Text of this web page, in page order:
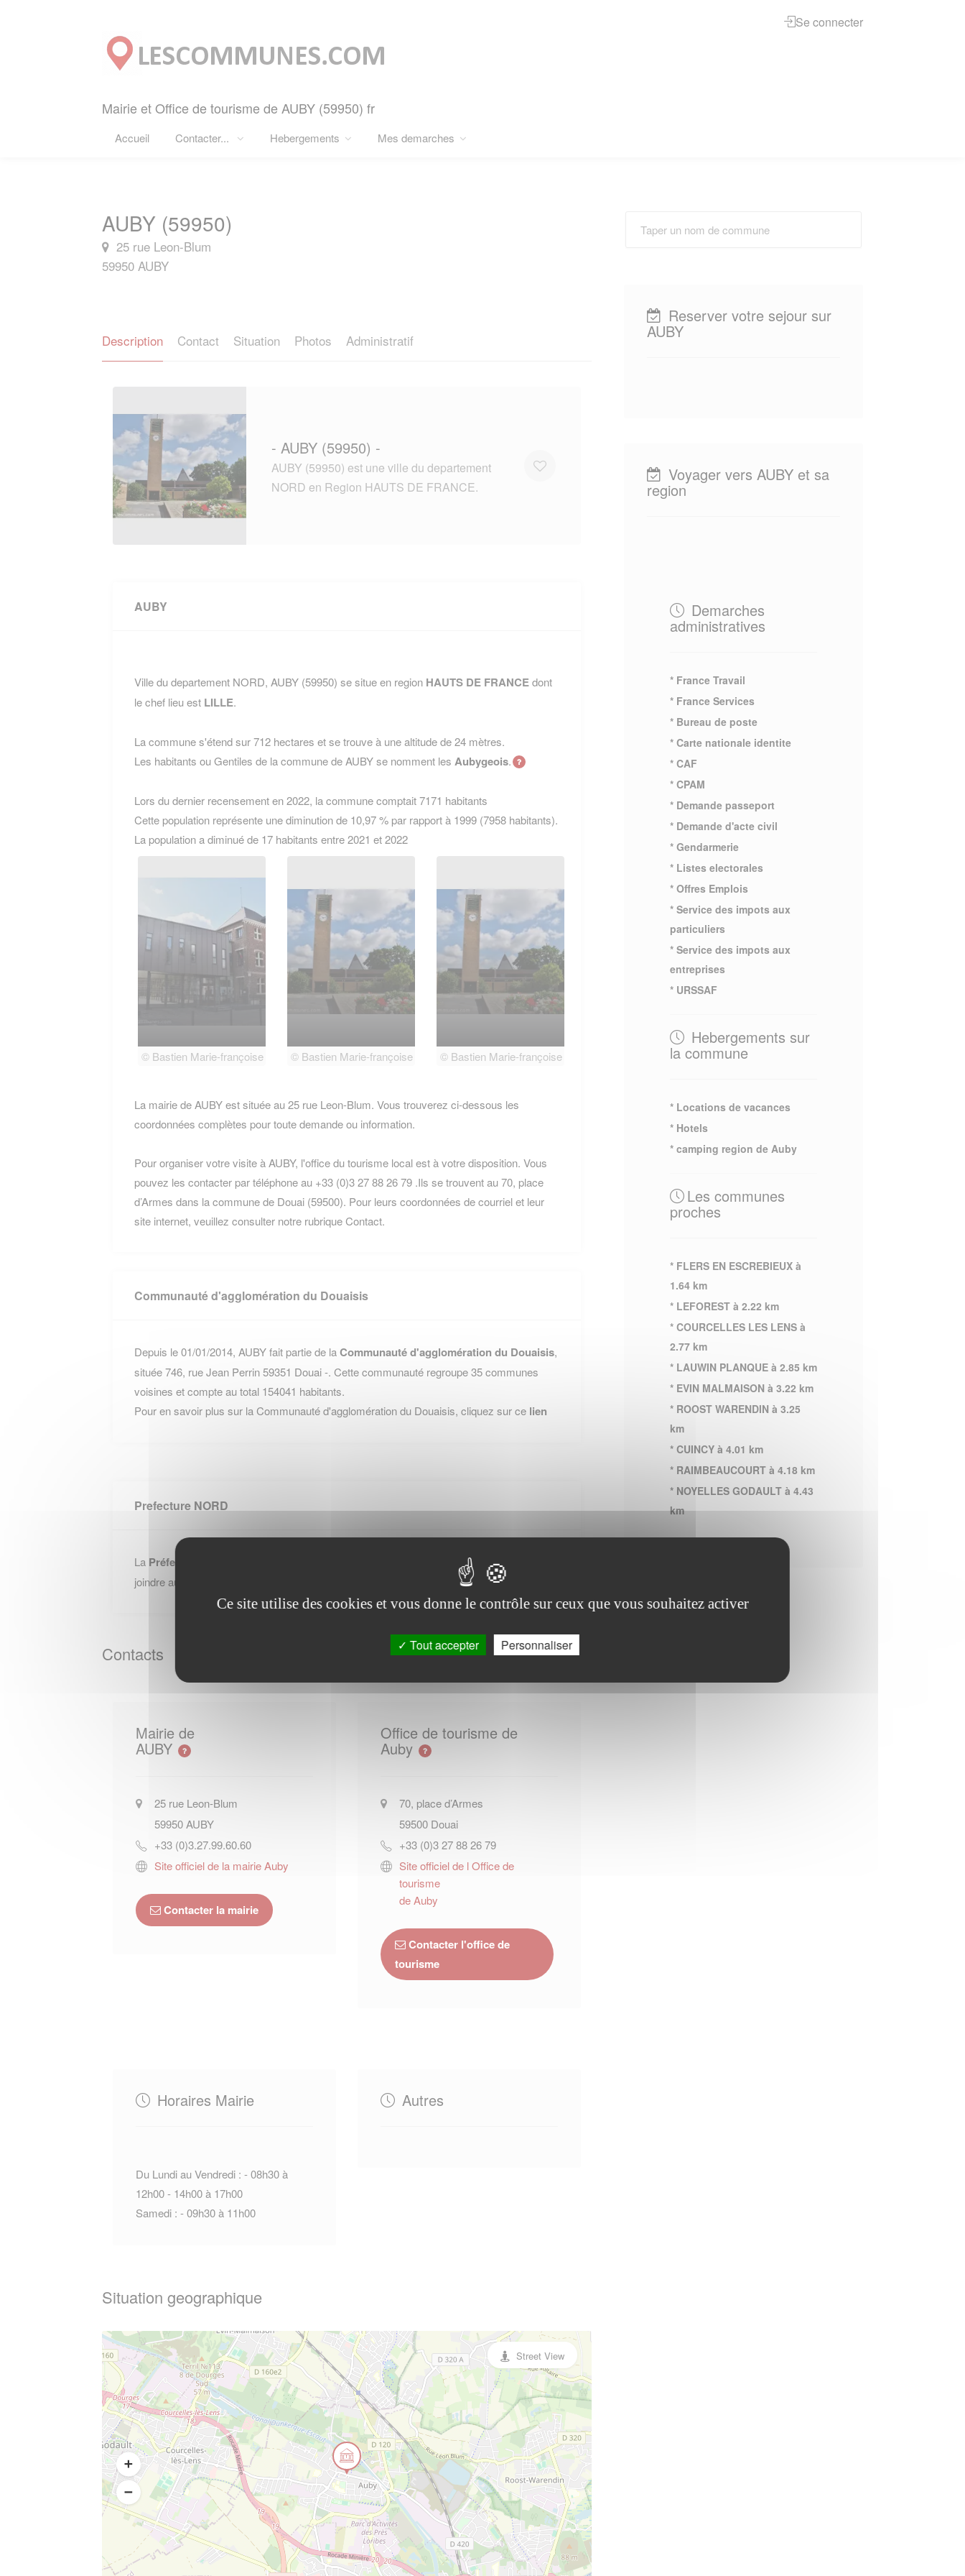
Mairie et Office de tourisme de AUBY (59950) fr
Accueil Contacter... Hebergements Mes demarches
Se connecter
AUBY (59950)
25 rue Leon-Blum
59950 AUBY
Description Contact Situation Photos Administratif
- AUBY (59950) -
AUBY (59950) est une ville du departement
NORD en Region HAUTS DE FRANCE.
AUBY
Ville du departement NORD, AUBY (59950) se situe en region HAUTS DE FRANCEdont
le chef lieu est LILLE.
La commune s'étend sur 712 hectares et se trouve à une altitude de 24 mètres.
Les habitants ou Gentiles de la commune de AUBY se nomment les Aubygeois.
Lors du dernier recensement en 2022, la commune comptait 7171 habitants
Cette population représente une diminution de 10,97 % par rapport à 1999 (7958 habitants).
La population a diminué de 17 habitants entre 2021 et 2022
© Bastien Marie-françoise © Bastien Marie-françoise © Bastien Marie-françoise
La mairie de AUBY est située au 25 rue Leon-Blum. Vous trouverez ci-dessous les
coordonnées complètes pour toute demande ou information.
Pour organiser votre visite à AUBY, l'office du tourisme local est à votre disposition. Vous
pouvez les contacter par téléphone au +33 (0)3 27 88 26 79 .Ils se trouvent au 70, place
d’Armes dans la commune de Douai (59500). Pour leurs coordonnées de courriel et leur
site internet, veuillez consulter notre rubrique Contact.
Communauté d'agglomération du Douaisis
Depuis le 01/01/2014, AUBY fait partie de laCommunauté d'agglomération du Douaisis,
située 746, rue Jean Perrin 59351 Douai -. Cette communauté regroupe 35 communes
voisines et compte au total 154041 habitants.
Pour en savoir plus sur la Communauté d'agglomération du Douaisis, cliquez sur ce lien
Prefecture NORD
La Préfecture - Nord
se situe 12 rue Jean-sans-Peur 59039 Lille Cedex, vous pouvez les
joindre au +33 (0)320305959.
Contacts
Mairie de
AUBY
25 rue Leon-Blum
59950 AUBY
+33 (0)3.27.99.60.60
Site officiel de la mairie Auby
Contacter la mairie
Office de tourisme de
Auby
70, place d’Armes
59500 Douai
+33 (0)3 27 88 26 79
Site officiel de l Office de
tourisme
de Auby
Contacter l'office de
tourisme
Horaires Mairie
Du Lundi au Vendredi : - 08h30 à
12h00 - 14h00 à 17h00
Samedi : - 09h30 à 11h00
Autres
Situation geographique
Street View
Reserver votre sejour sur
AUBY
Voyager vers AUBY et sa
region
Demarches
administratives
* France Travail
* France Services
* Bureau de poste
* Carte nationale identite
* CAF
* CPAM
* Demande passeport
* Demande d'acte civil
* Gendarmerie
* Listes electorales
* Offres Emplois
* Service des impots aux
particuliers
* Service des impots aux
entreprises
* URSSAF
Hebergements sur
la commune
* Locations de vacances
* Hotels
* camping region de Auby
Les communes
proches
* FLERS EN ESCREBIEUX à
1.64 km
* LEFOREST à 2.22 km
* COURCELLES LES LENS à
2.77 km
* LAUWIN PLANQUE à 2.85 km
* EVIN MALMAISON à 3.22 km
* ROOST WARENDIN à 3.25
km
* CUINCY à 4.01 km
* RAIMBEAUCOURT à 4.18 km
* NOYELLES GODAULT à 4.43
km
Ce site utilise des cookies et vous donne le contrôle sur ceux que vous souhaitez activer
Tout accepter Personnaliser